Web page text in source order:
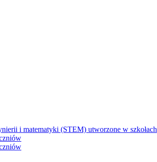
i matematyki (STEM) utworzone w szkołach